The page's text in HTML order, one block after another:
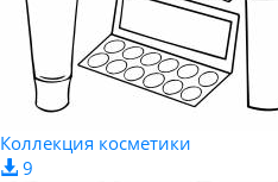
Коллекция косметики
9